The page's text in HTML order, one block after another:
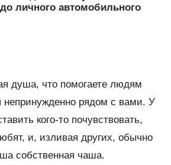
личного автомобильного
душа, что помогаете людям
непринужденно рядом с вами. У
кого-то почувствовать,
и, изливая других, обычно
собственная чаша.